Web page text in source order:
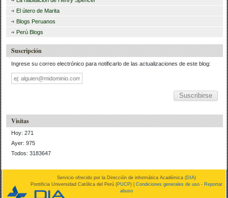
El útero de Marita
Blogs Peruanos
Perú Blogs
Suscripción
Ingrese su correo electrónico para notificarlo de las actualizaciones de este blog:
Dirección
de
correo
Visitas
Hoy: 271
Ayer: 975
Todos: 3183647
Servicio ofrecido por la Dirección de informática Académica (DIA)
Pontificia Universidad Católica del Perú (PUCP) |Condiciones generales de uso - Reportar
abuso